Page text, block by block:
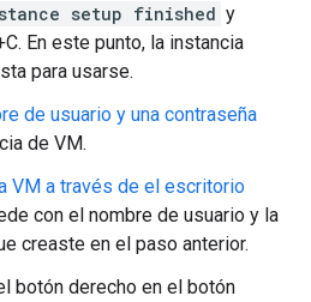
setup finished y
En este punto, la instancia
para usarse.
de usuario y una contraseña
de VM.
VM a través de el escritorio
con el nombre de usuario y la
creaste en el paso anterior.
botón derecho en el botón